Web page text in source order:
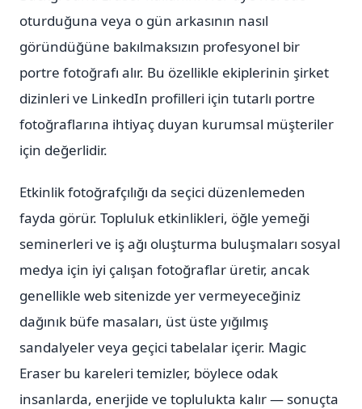
oturduğuna veya o gün arkasının nasıl
göründüğüne bakılmaksızın profesyonel bir
portre fotoğrafı alır. Bu özellikle ekiplerinin şirket
dizinleri ve LinkedIn profilleri için tutarlı portre
fotoğraflarına ihtiyaç duyan kurumsal müşteriler
için değerlidir.
Etkinlik fotoğrafçılığı da seçici düzenlemeden
fayda görür. Topluluk etkinlikleri, öğle yemeği
seminerleri ve iş ağı oluşturma buluşmaları sosyal
medya için iyi çalışan fotoğraflar üretir, ancak
genellikle web sitenizde yer vermeyeceğiniz
dağınık büfe masaları, üst üste yığılmış
sandalyeler veya geçici tabelalar içerir. Magic
Eraser bu kareleri temizler, böylece odak
insanlarda, enerjide ve toplulukta kalır — sonuçta